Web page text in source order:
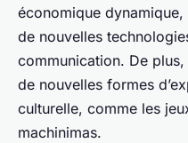
économique
de nouvelles
communication. De
de nouvelles formes
culturelle, comme les
machinimas.